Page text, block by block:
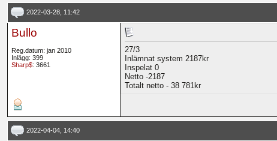
2022-03-28, 11:42
Bullo
Reg.datum: jan 2010
Inlägg: 399
Sharp$: 3661
27/3
Inlämnat system 2187kr
Inspelat 0
Netto -2187
Totalt netto - 38 781kr
2022-04-04, 14:40